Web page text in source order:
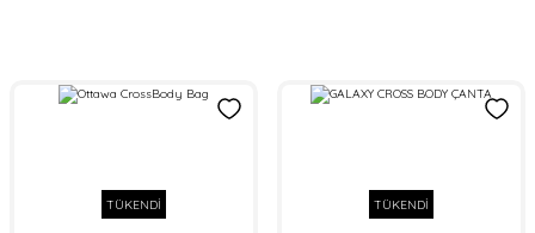
TÜKENDİ TÜKENDİ